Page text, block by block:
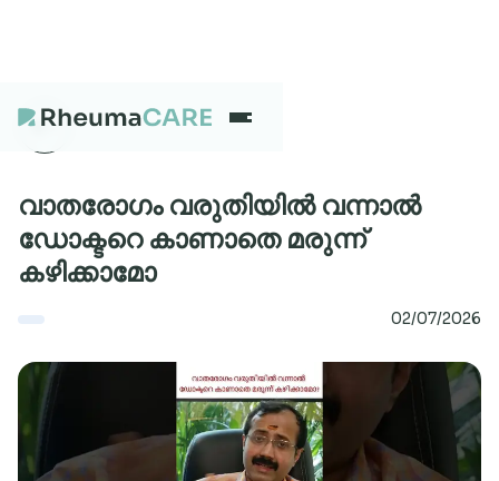
What we treat
Our Centres
Careers
About
വാതരോഗം വരുതിയിൽ വന്നാൽ
ഡോക്ടറെ കാണാതെ മരുന്ന്
കഴിക്കാമോ
02/07/2026